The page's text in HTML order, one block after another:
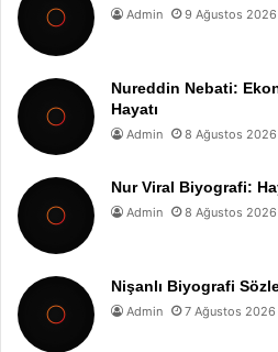
Admin 9 Ağustos 2026
Nureddin Nebati:
Hayatı
Admin 8 Ağustos 2026
Nur Viral Biyografi:
Admin 8 Ağustos 2026
Nişanlı Biyografi
Admin 7 Ağustos 2026